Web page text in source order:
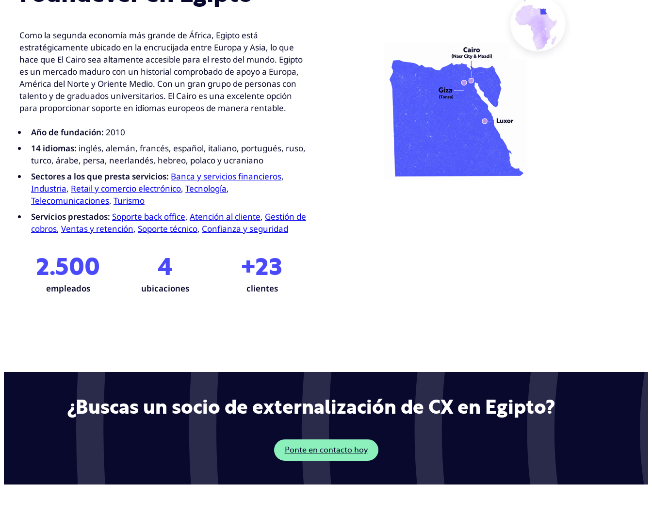
Como la segunda economía más grande de África, Egipto está
estratégicamente ubicado en la encrucijada entre Europa y Asia, lo que
hace que El Cairo sea altamente accesible para el resto del mundo. Egipto
es un mercado maduro con un historial comprobado de apoyo a Europa,
América del Norte y Oriente Medio. Con un gran grupo de personas con
talento y de graduados universitarios. El Cairo es una excelente opción
para proporcionar soporte en idiomas europeos de manera rentable.
Año de fundación: 2010
14 idiomas: inglés, alemán, francés, español, italiano, portugués, ruso,
turco, árabe, persa, neerlandés, hebreo, polaco y ucraniano
Sectores a los que presta servicios: Banca y servicios financieros,
Industria, Retail y comercio electrónico, Tecnología,
Telecomunicaciones, Turismo
Servicios prestados: Soporte back office, Atención al cliente, Gestión de
cobros, Ventas y retención, Soporte técnico, Confianza y seguridad
2.500
empleados
4
ubicaciones
+23
clientes
¿Buscas un socio de externalización de CX en Egipto?
Ponte en contacto hoy